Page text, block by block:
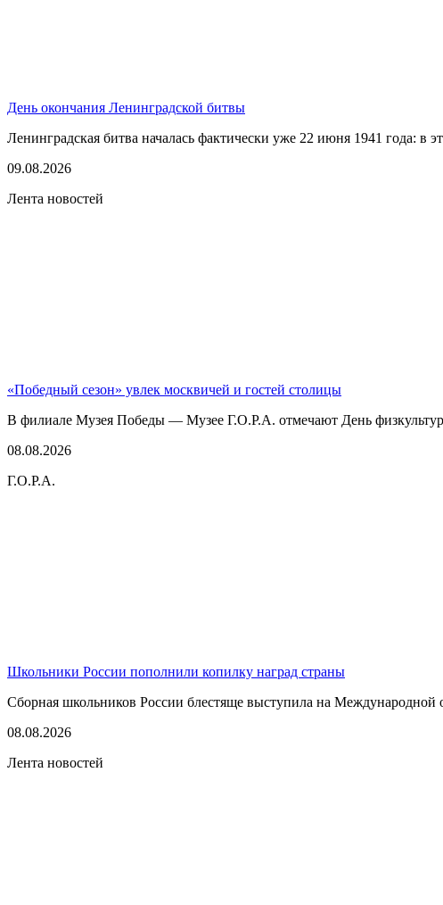
День окончания Ленинградской битвы
Ленинградская битва началась фактически уже 22 июня 1941 года: в
09.08.2026
Лента новостей
«Победный сезон» увлек москвичей и гостей столицы
В филиале Музея Победы — Музее Г.О.Р.А. отмечают День
08.08.2026
Г.О.Р.А.
Школьники России пополнили копилку наград страны
Сборная школьников России блестяще выступила на
08.08.2026
Лента новостей